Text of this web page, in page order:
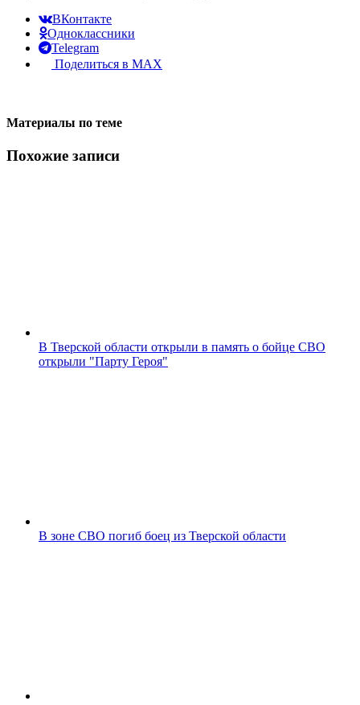
ВКонтакте
Одноклассники
Telegram
Поделиться в MAX
Материалы по теме
Похожие записи
В Тверской области открыли в память о бойце СВО
открыли "Парту Героя"
В зоне СВО погиб боец из Тверской области